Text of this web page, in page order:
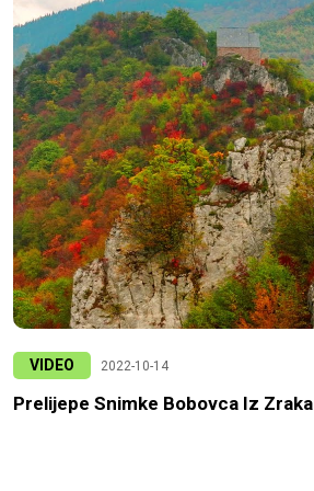
VIDEO 2022-10-14
Prelijepe Snimke Bobovca Iz Zraka